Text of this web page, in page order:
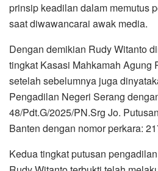
prinsip keadilan dalam memutus
saat diwawancarai awak media.
Dengan demikian Rudy Witanto
tingkat Kasasi Mahkamah Agung
setelah sebelumnya juga
Pengadilan Negeri Serang
48/Pdt.G/2025/PN.Srg Jo.
Banten dengan nomor perkara:
Kedua tingkat putusan